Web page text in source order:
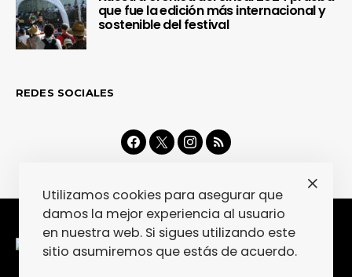
que fue la edición más internacional y
sostenible del festival
REDES SOCIALES
Utilizamos cookies para asegurar que
damos la mejor experiencia al usuario
en nuestra web. Si sigues utilizando este
sitio asumiremos que estás de acuerdo.